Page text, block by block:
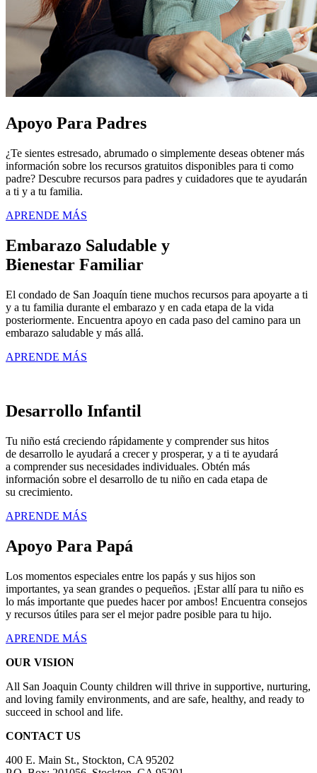
Apoyo Para Padres
¿Te sientes estresado, abrumado o simplemente deseas obtener más
información sobre los recursos gratuitos disponibles para ti como
padre? Descubre recursos para padres y cuidadores que te ayudarán
a ti y a tu familia.
APRENDE MÁS
Embarazo Saludable y
Bienestar Familiar
El condado de San Joaquín tiene muchos recursos para apoyarte a ti
y a tu familia durante el embarazo y en cada etapa de la vida
posteriormente. Encuentra apoyo en cada paso del camino para un
embarazo saludable y más allá.
APRENDE MÁS
Desarrollo Infantil
Tu niño está creciendo rápidamente y comprender sus hitos
de desarrollo le ayudará a crecer y prosperar, y a ti te ayudará
a comprender sus necesidades individuales. Obtén más
información sobre el desarrollo de tu niño en cada etapa de
su crecimiento.
APRENDE MÁS
Apoyo Para Papá
Los momentos especiales entre los papás y sus hijos son
importantes, ya sean grandes o pequeños. ¡Estar allí para tu niño es
lo más importante que puedes hacer por ambos! Encuentra consejos
y recursos útiles para ser el mejor padre posible para tu hijo.
APRENDE MÁS
OUR VISION
All San Joaquin County children will thrive in supportive, nurturing,
and loving family environments, and are safe, healthy, and ready to
succeed in school and life.
CONTACT US
400 E. Main St., Stockton, CA 95202